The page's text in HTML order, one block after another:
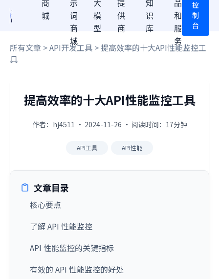
商
城
示
词
商
城
大
模
型
提
供
商
知
识
库
品
和
服
务
控
制
台
所有文章 >API开发工具 > 提高效率的十大API性能监控工
具
提高效率的十大API性能监控工具
作者：hj4511 · 2024-11-26 · 阅读时间：17分钟
API工具 API性能
文章目录
核心要点
了解 API 性能监控
API 性能监控的关键指标
有效的 API 性能监控的好处